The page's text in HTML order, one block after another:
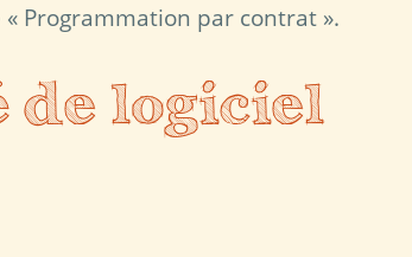
Programmation par contrat ».
de logiciel